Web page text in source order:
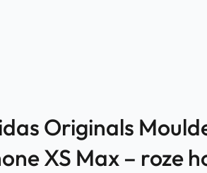
Originals
XS Max – roze